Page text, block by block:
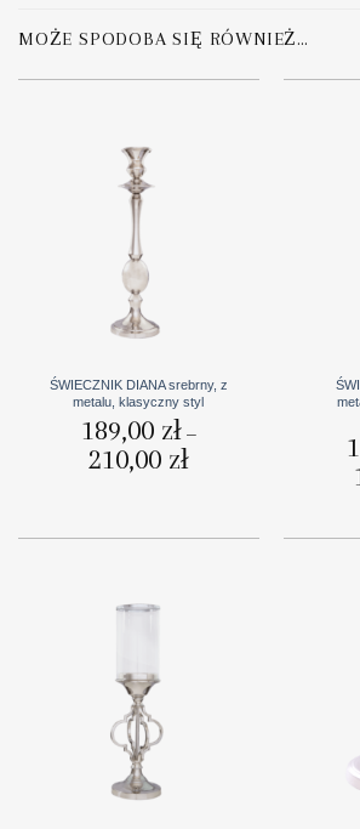
MOŻE SPODOBA SIĘ RÓWNIEŻ…
ŚWIECZNIK DIANA srebrny, z
metalu, klasyczny styl
189,00 zł –
210,00 złcen: